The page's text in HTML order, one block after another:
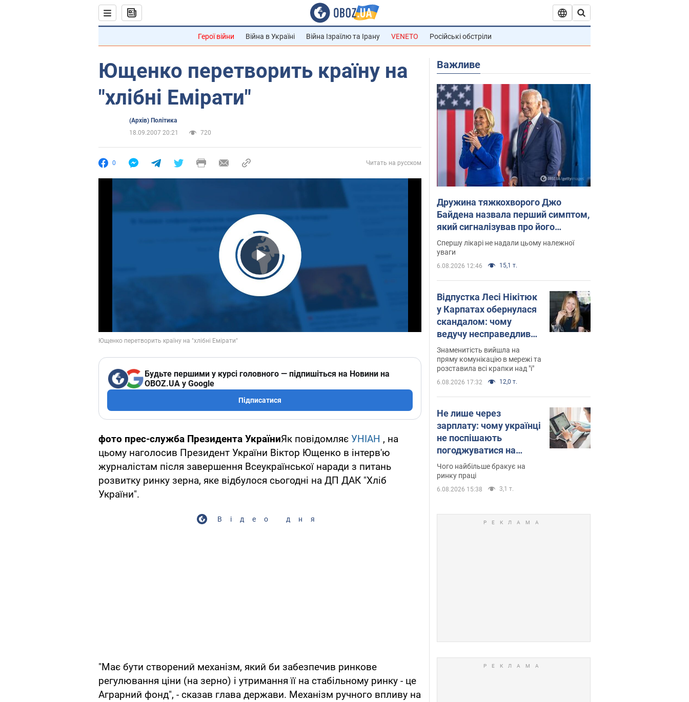
Герої війни Війна в Україні Війна Ізраїлю та Ірану VENETO Російські обстріли
Ющенко перетворить країну на
"хлібні Емірати"
(Архів) Політика
18.09.2007 20:21
720
0 Читать на русском
Play Video
Будьте першими у курсі головного — підпишіться на Новини на
OBOZ.UA у Google
Підписатися
фото прес-служба Президента УкраїниЯк повідомляє УНІАН , на
цьому наголосив Президент України Віктор Ющенко в інтерв'ю
журналістам після завершення Всеукраїнської наради з питань
розвитку ринку зерна, яке відбулося сьогодні на ДП ДАК "Хліб
України".
Відео дня
"Має бути створений механізм, який би забезпечив ринкове
регулювання ціни (на зерно) і утримання її на стабільному ринку - це
Аграрний фонд", - сказав глава держави. Механізм ручного впливу на
Важливе
Дружина тяжкохворого Джо
Байдена назвала перший симптом,
який сигналізував про його
"агресивний" рак
Спершу лікарі не надали цьому належної
уваги
6.08.2026 12:46 15,1 т.
Відпустка Лесі Нікітюк
у Карпатах обернулася
скандалом: чому
ведучу несправедливо
захейтили
Знаменитість вийшла на
пряму комунікацію в мережі та
розставила всі крапки над "і"
6.08.2026 17:32 12,0 т.
Не лише через
зарплату: чому українці
не поспішають
погоджуватися на
вакансії
Чого найбільше бракує на
ринку праці
6.08.2026 15:38 3,1 т.